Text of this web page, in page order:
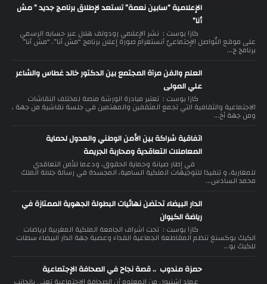
الإعلامية “سابين نعمة” تستعد لإطلاق برنامج جديد ” مش
أنا”
كازا بوست : نشر الإعلامي رودولف هلال عبر حسابه الرسمي
على موقع التّواصل الإجتماعيّ أنستغرام صورة إعلان برنامج “مش أنا”. “مش أنا”
برنامج ج...
العلم والفن مرآة المجتمع بين الدكتور خالد غطاس والشاعر
علي المولى
كازا بوست : تعتبر مبادرة الورشة منصة لمختلف النقاشات
الاجتماعية والثقافية التي تجمع المثقفين والمهتمين في جلسة نقاشية من جهة ،
ومن جهة أخ...
اتفاقية شراكة بين الأمن الوطني والعدول لحماية
المعاملات التعاقدية ومحاربة الجريمة
في إطار صيانة وحماية الحقوق، ودعما للأمن التعاقدي
للمغاربة، و تنفيذا للتوجيهات الملكية السامية، المجسدة في رسالة جلالة الملك
محمد السادس...
الدار البيضاء تحتضن نهائيات البطولة الجهوية الممتازة في
رياضة الكيوان
كازا بوست : تحت اشراف الجامعة الملكية المغربية لرياضات
الكيك بوكسنغ تنظم المقاطعة الجماعية الفداء وعصبة جهة الدار البيضاء سطات
للكيك بو...
حمزة مندوب .. قصة نجاح في الصحافة الإجتماعية